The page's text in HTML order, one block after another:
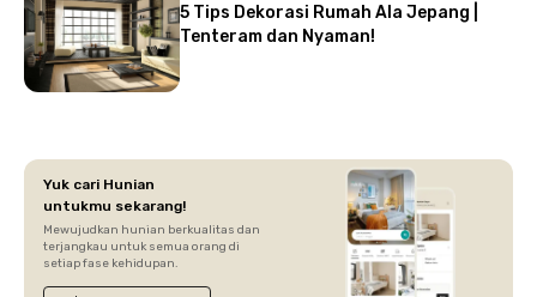
5 Tips Dekorasi Rumah Ala Jepang |
Tenteram dan Nyaman!
Yuk cari Hunian
untukmu sekarang!
Mewujudkan hunian berkualitas dan
terjangkau untuk semua orang di
setiap fase kehidupan.